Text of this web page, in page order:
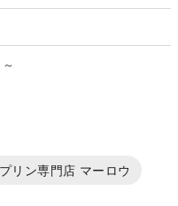
リン専門店 マーロウ